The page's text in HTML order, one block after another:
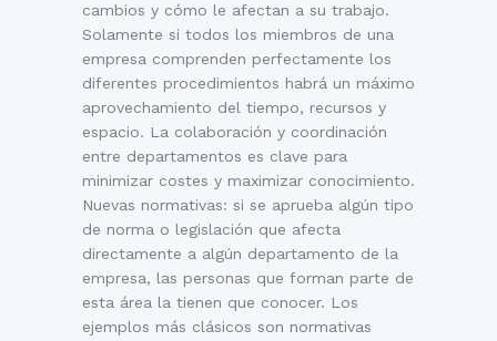
cambios y cómo le afectan a su trabajo.
Solamente si todos los miembros de una
empresa comprenden perfectamente los
diferentes procedimientos habrá un máximo
aprovechamiento del tiempo, recursos y
espacio. La colaboración y coordinación
entre departamentos es clave para
minimizar costes y maximizar conocimiento.
Nuevas normativas: si se aprueba algún tipo
de norma o legislación que afecta
directamente a algún departamento de la
empresa, las personas que forman parte de
esta área la tienen que conocer. Los
ejemplos más clásicos son normativas